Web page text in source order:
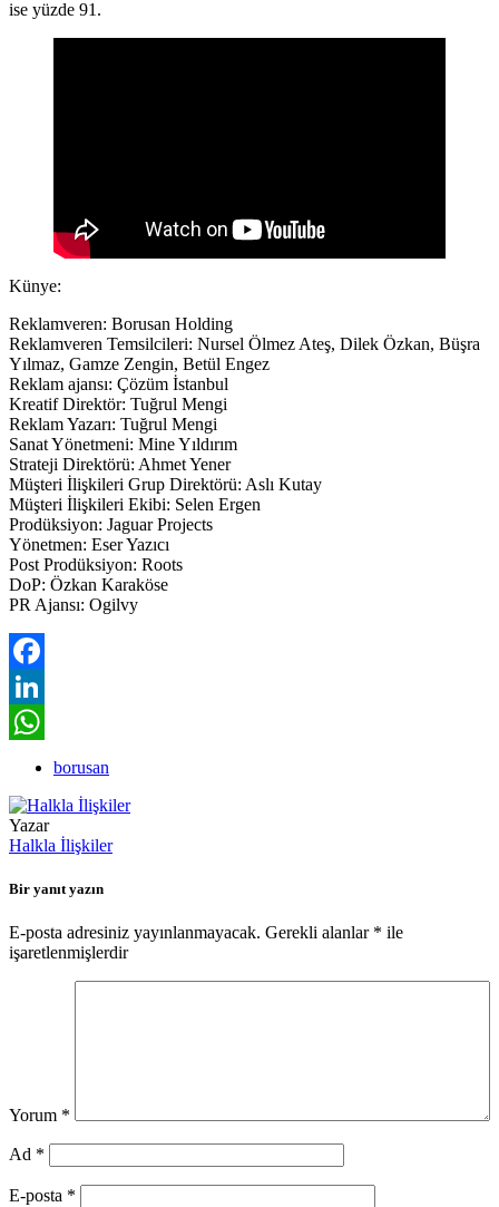
ise yüzde 91.
Künye:
Reklamveren: Borusan Holding
Reklamveren Temsilcileri: Nursel Ölmez Ateş, Dilek Özkan, Büşra
Yılmaz, Gamze Zengin, Betül Engez
Reklam ajansı: Çözüm İstanbul
Kreatif Direktör: Tuğrul Mengi
Reklam Yazarı: Tuğrul Mengi
Sanat Yönetmeni: Mine Yıldırım
Strateji Direktörü: Ahmet Yener
Müşteri İlişkileri Grup Direktörü: Aslı Kutay
Müşteri İlişkileri Ekibi: Selen Ergen
Prodüksiyon: Jaguar Projects
Yönetmen: Eser Yazıcı
Post Prodüksiyon: Roots
DoP: Özkan Karaköse
PR Ajansı: Ogilvy
Facebook
LinkedIn
WhatsApp
borusan
Yazar
Halkla İlişkiler
Bir yanıt yazın
E-posta adresiniz yayınlanmayacak. Gerekli alanlar * ile
işaretlenmişlerdir
Yorum *
Ad *
E-posta *